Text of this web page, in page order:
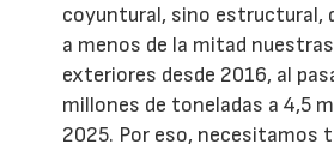
coyuntural, sino estructural,
a menos de la mitad
exteriores desde 2016, al
millones de toneladas a 4,5
2025. Por eso, necesitamos